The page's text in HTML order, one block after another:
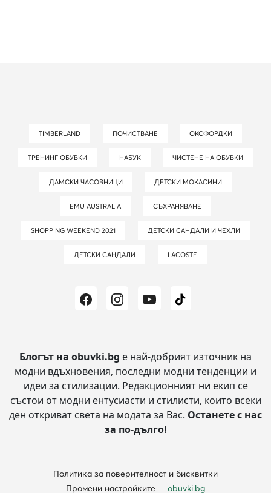
TIMBERLAND ПОЧИСТВАНЕ ОКСФОРДКИ
ТРЕНИНГ ОБУВКИ НАБУК ЧИСТЕНЕ НА ОБУВКИ
ДАМСКИ ЧАСОВНИЦИ ДЕТСКИ МОКАСИНИ
EMU AUSTRALIA СЪХРАНЯВАНЕ
SHOPPING WEEKEND 2021 ДЕТСКИ САНДАЛИ И ЧЕХЛИ
ДЕТСКИ САНДАЛИ LACOSTE
Блогът на obuvki.bg е най-добрият източник на
модни вдъхновения, последни модни тенденции и
идеи за стилизации. Редакционният ни екип се
състои от модни ентусиасти и стилисти, които всеки
ден откриват света на модата за Вас. Останете с нас
за по-дълго!
Политика за поверителност и бисквитки
Промени настройките
obuvki.bg